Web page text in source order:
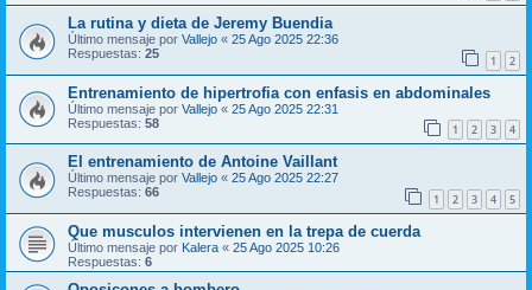
La rutina y dieta de Jeremy Buendia
Último mensaje por Vallejo « 25 Ago 2025 22:36
Respuestas: 25 1 2
Entrenamiento de hipertrofia con enfasis en abdominales
Último mensaje por Vallejo « 25 Ago 2025 22:31
Respuestas: 58 1 2 3 4
El entrenamiento de Antoine Vaillant
Último mensaje por Vallejo « 25 Ago 2025 22:27
Respuestas: 66 1 2 3 4 5
Que musculos intervienen en la trepa de cuerda
Último mensaje por Kalera « 25 Ago 2025 10:26
Respuestas: 6